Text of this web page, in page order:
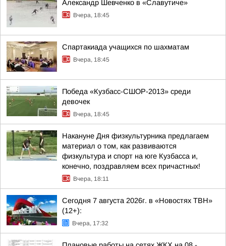
Александр Шевченко в «Славутиче»
Вчера, 18:45
Спартакиада учащихся по шахматам
Вчера, 18:45
Победа «Кузбасс-СШОР-2013» среди
девочек
Вчера, 18:45
Накануне Дня физкультурника предлагаем
материал о том, как развиваются
физкультура и спорт на юге Кузбасса и,
конечно, поздравляем всех причастных!
Вчера, 18:11
Сегодня 7 августа 2026г. в «Новостях ТВН»
(12+):
Вчера, 17:32